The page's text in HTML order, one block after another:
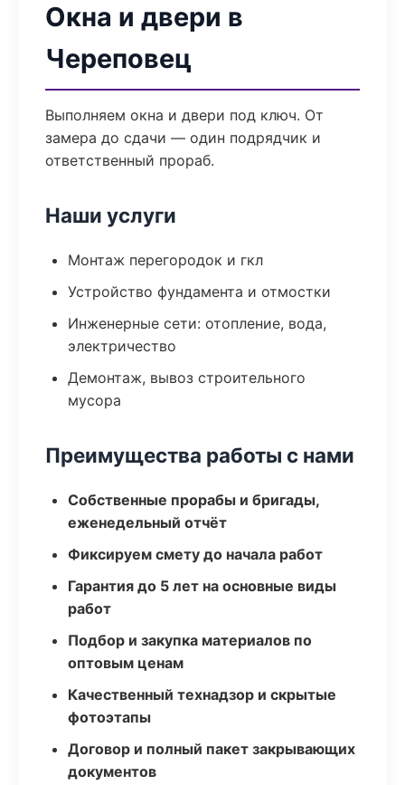
Окна и двери в
Череповец
Выполняем окна и двери под ключ. От
замера до сдачи — один подрядчик и
ответственный прораб.
Наши услуги
Монтаж перегородок и гкл
Устройство фундамента и отмостки
Инженерные сети: отопление, вода,
электричество
Демонтаж, вывоз строительного
мусора
Преимущества работы с нами
Собственные прорабы и бригады,
еженедельный отчёт
Фиксируем смету до начала работ
Гарантия до 5 лет на основные виды
работ
Подбор и закупка материалов по
оптовым ценам
Качественный технадзор и скрытые
фотоэтапы
Договор и полный пакет закрывающих
документов